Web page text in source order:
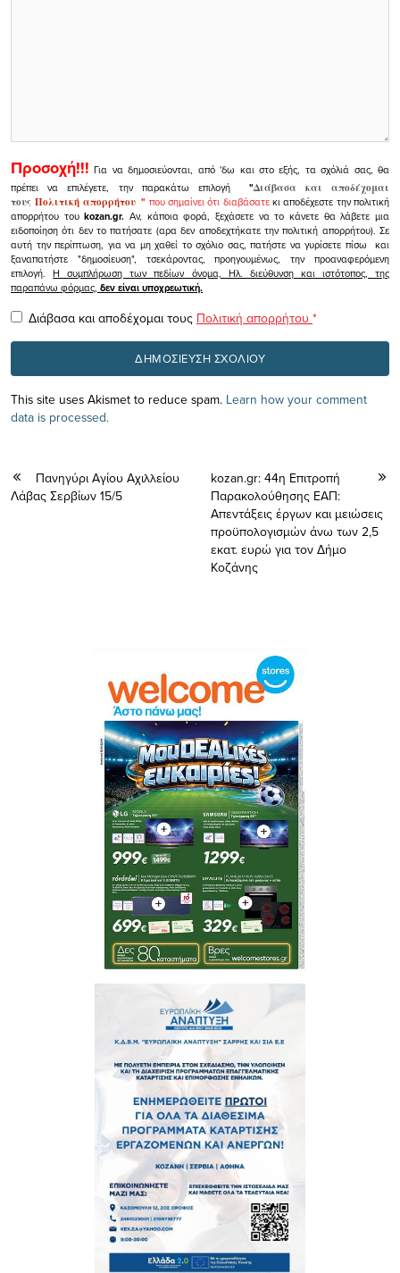
Προσοχή!!! Για να δημοσιεύονται, από 'δω και στο εξής, τα σχόλιά σας, θα
πρέπει να επιλέγετε, την παρακάτω επιλογή
"Διάβασα και αποδέχομαι
τουςΠολιτική απορρήτου" που σημαίνει ότι διαβάσατεκι αποδέχεστε την πολιτική
απορρήτου τουkozan.gr. Αν, κάποια φορά, ξεχάσετε να το κάνετε θα λάβετε μια
ειδοποίηση ότι δεν το πατήσατε (αρα δεν αποδεχτήκατε την πολιτική απορρήτου). Σε
αυτή την περίπτωση, για να μη χαθεί το σχόλιο σας, πατήστε να γυρίσετε πίσω και
ξαναπατήστε "δημοσίευση", τσεκάροντας, προηγουμένως, την προαναφερόμενη
επιλογή.Η συμπλήρωση των πεδίων όνομα, Ηλ. διεύθυνση και ιστότοπος, της
παραπάνω φόρμας, δεν είναι υποχρεωτική.
Διάβασα και αποδέχομαι τους Πολιτική απορρήτου *
This site uses Akismet to reduce spam. Learn how your comment
data is processed.
Πανηγύρι Αγίου Αχιλλείου
Λάβας Σερβίων 15/5
kozan.gr: 44η Επιτροπή
Παρακολούθησης ΕΑΠ:
Απεντάξεις έργων και μειώσεις
προϋπολογισμών άνω των 2,5
εκατ. ευρώ για τον Δήμο
Κοζάνης